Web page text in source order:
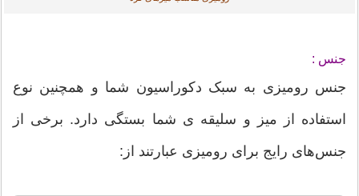
جنس :
جنس رومیزی به سبک دکوراسیون شما و همچنین نوع
استفاده از میز و سلیقه ی شما بستگی دارد. برخی از
جنس‌های رایج برای رومیزی عبارتند از: